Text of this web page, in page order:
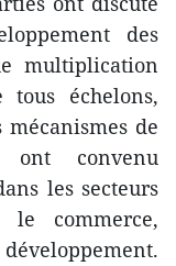
des
multiplication
échelons,
de
ont convenu
les secteurs
le commerce,